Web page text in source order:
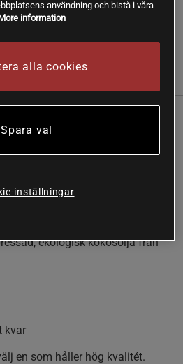
kallpressad och 100 %
Helt fri från tillsatser och
Det är populärt inom smart food, i
ekologisk kokosolja från
kvar
en som håller hög kvalitét.
användning och bistå i våra
information
alla cookies
Spara val
inställningar